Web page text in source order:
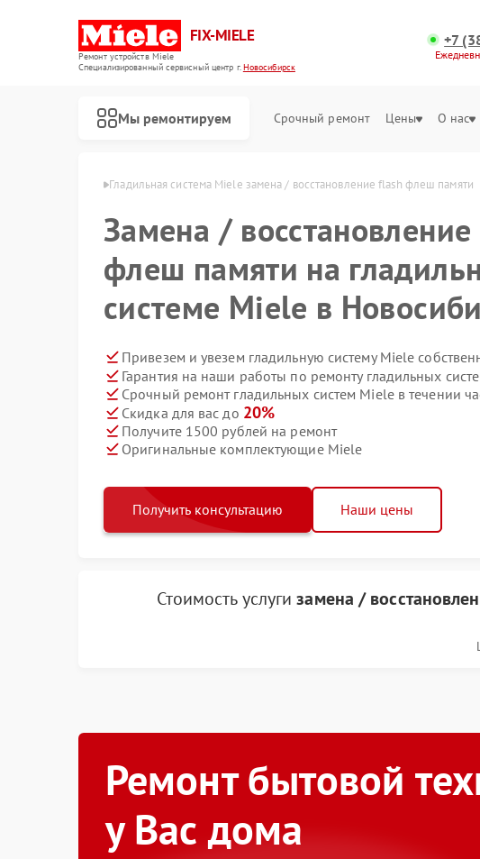
FIX-MIELE
Ремонт устройств Miele
Специализированный cервисный центр г.Новосибирск
+7
Мы ремонтируем Срочный ремонт Цены О нас
в Новосибирске Гладильная система Miele замена / восстановление flash флеш памяти
Замена / восстановление
флеш памяти на
системе Miele в
Привезем и увезем гладильную систему Miele
Гарантия на наши работы по ремонту гладильных
Срочный ремонт гладильных систем Miele в течении
Скидка для вас до 20%
Получите 1500 рублей на ремонт
Оригинальные комплектующие Miele
Получить консультацию Наши цены
Стоимость услугизамена /
Ремонт бытовой
у Вас дома